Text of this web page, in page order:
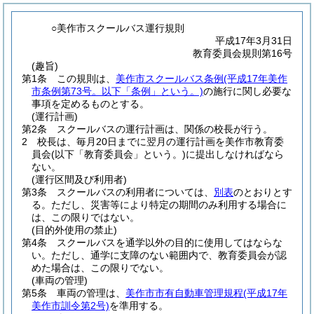
○美作市スクールバス運行規則
平成17年3月31日
教育委員会規則第16号
(趣旨)
第1条
この規則は、 美作市スクールバス条例(平成17年美作
市条例第73号。以下「条例」という。)の施行に関し必要な
事項を定めるものとする。
(運行計画)
第2条
スクールバスの運行計画は、関係の校長が行う。
2
校長は、毎月20日までに翌月の運行計画を美作市教育委
員会(以下「教育委員会」という。)に提出しなければなら
ない。
(運行区間及び利用者)
第3条
スクールバスの利用者については、 別表のとおりとす
る。 ただし、災害等により特定の期間のみ利用する場合に
は、この限りではない。
(目的外使用の禁止)
第4条
スクールバスを通学以外の目的に使用してはならな
い。 ただし、通学に支障のない範囲内で、教育委員会が認
めた場合は、この限りでない。
(車両の管理)
第5条
車両の管理は、 美作市市有自動車管理規程(平成17年
美作市訓令第2号)を準用する。